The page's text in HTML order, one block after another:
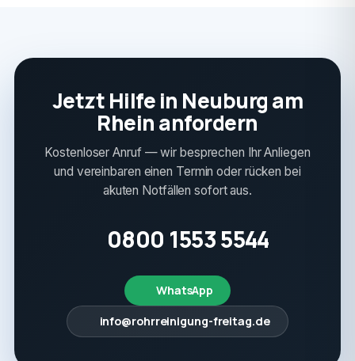
Jetzt Hilfe in Neuburg am
Rhein anfordern
Kostenloser Anruf — wir besprechen Ihr Anliegen
und vereinbaren einen Termin oder rücken bei
akuten Notfällen sofort aus.
0800 1553 5544
WhatsApp
info@rohrreinigung-freitag.de